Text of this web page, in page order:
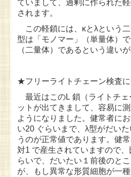
ていまして、過剰に作られた
されます。
この軽鎖には、κとλという
型は「モノマー」（単量体）で
（二量体）であるという違いが
★フリーライトチェーン検査に
最近はこのL 鎖（ライトチェ
ットが出てきまして、容易に
ようになりました。健常者に
い20 ぐらいまで、λ型がだい
うのが正常値であります。健
対1 で産生されていますので、
らいで、だいたい１前後のと
が、もし異常な形質細胞が一